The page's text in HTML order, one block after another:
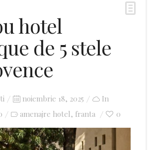
hotel
de 5 stele
Posted
on
noiembrie 18, 2025
In
amenajre hotel, franta 0